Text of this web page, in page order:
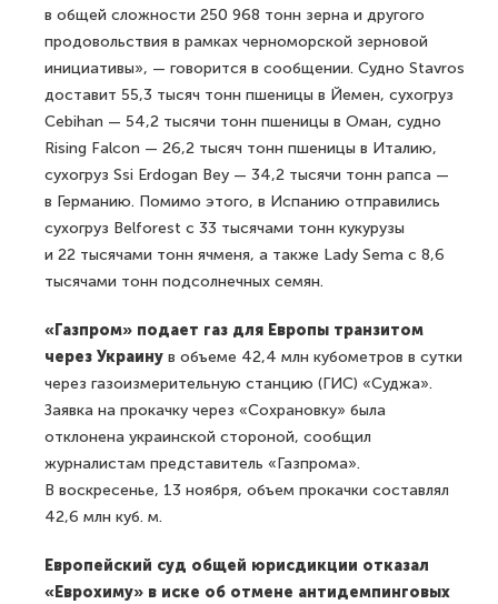
в общей сложности 250 968 тонн зерна и другого
продовольствия в рамках черноморской зерновой
инициативы», — говорится в сообщении. Судно Stavros
доставит 55,3 тысяч тонн пшеницы в Йемен, сухогруз
Cebihan — 54,2 тысячи тонн пшеницы в Оман, судно
Rising Falcon — 26,2 тысяч тонн пшеницы в Италию,
сухогруз Ssi Erdogan Bey — 34,2 тысячи тонн рапса —
в Германию. Помимо этого, в Испанию отправились
сухогруз Belforest с 33 тысячами тонн кукурузы
и 22 тысячами тонн ячменя, а также Lady Sema с 8,6
тысячами тонн подсолнечных семян.
«Газпром» подает газ для Европы транзитом
через Украину в объеме 42,4 млн кубометров в сутки
через газоизмерительную станцию (ГИС) «Суджа».
Заявка на прокачку через «Сохрановку» была
отклонена украинской стороной, сообщил
журналистам представитель «Газпрома».
В воскресенье, 13 ноября, объем прокачки составлял
42,6 млн куб. м.
Европейский суд общей юрисдикции отказал
«Еврохиму» в иске об отмене антидемпинговых